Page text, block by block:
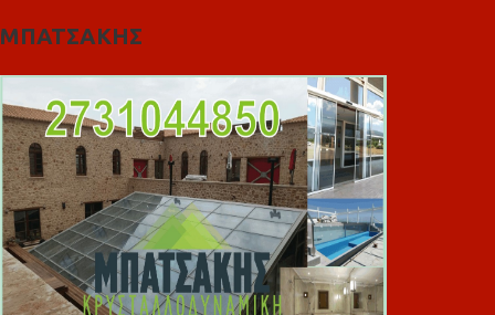
ΜΠΑΤΣΑΚΗΣ